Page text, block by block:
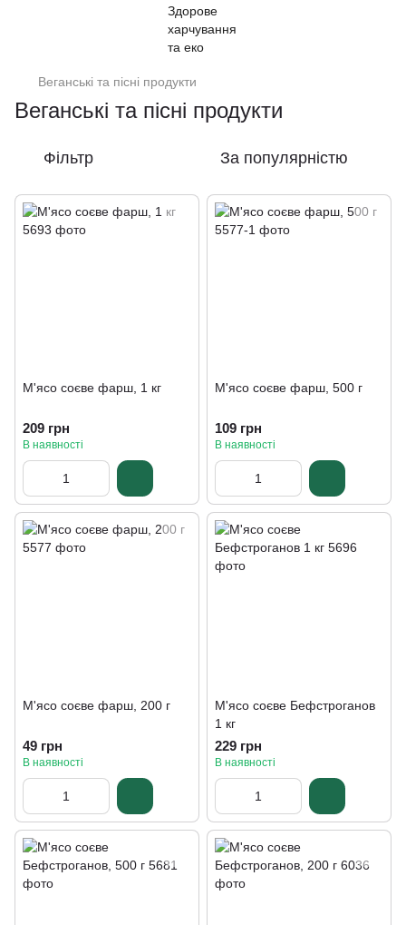
Веганські та пісні продукти
Веганські та пісні продукти
Фільтр За популярністю
М'ясо соєве фарш, 1 кг
209 грн
В наявності
М'ясо соєве фарш, 500 г
109 грн
В наявності
М'ясо соєве фарш, 200 г
49 грн
В наявності
М'ясо соєве Бефстроганов
1 кг
229 грн
В наявності